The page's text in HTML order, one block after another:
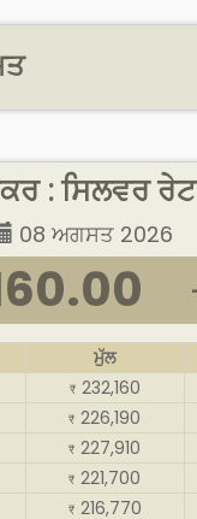
: ਸਿਲਵਰ ਰੇਟ
08 ਅਗਸਤ 2026
ਮੁੱਲ
₹ 232,160
₹ 226,190
₹ 227,910
₹ 221,700
₹ 216,770